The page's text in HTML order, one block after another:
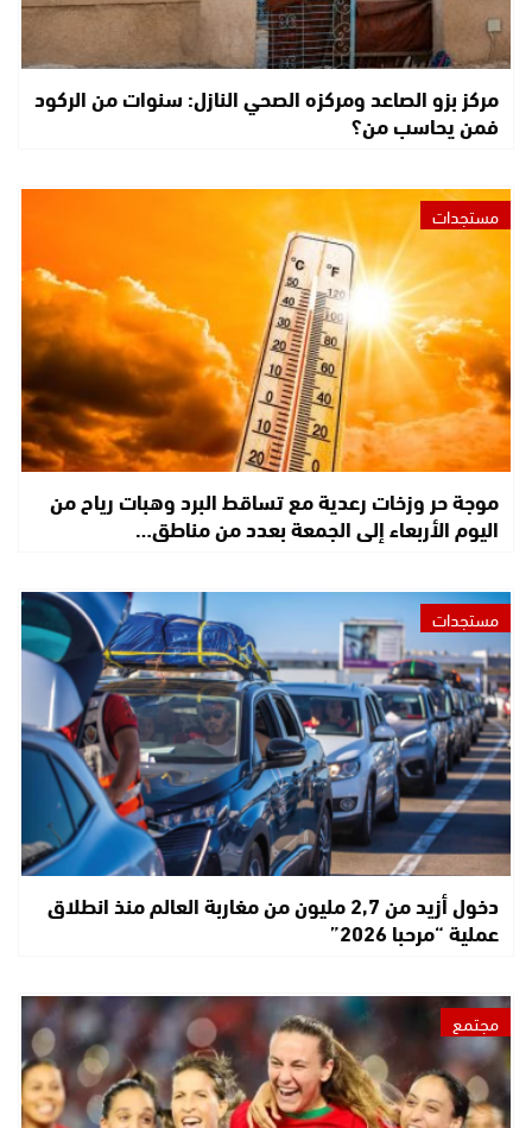
مركز بزو الصاعد ومركزه الصحي النازل: سنوات من الركود
فمن يحاسب من؟
مستجدات
موجة حر وزخات رعدية مع تساقط البرد وهبات رياح من
اليوم الأربعاء إلى الجمعة بعدد من مناطق…
مستجدات
دخول أزيد من 2,7 مليون من مغاربة العالم منذ انطلاق
عملية “مرحبا 2026”
مجتمع